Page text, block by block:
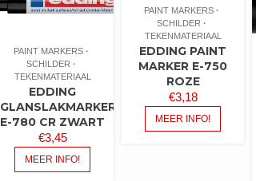
PAINT MARKERS
SCHILDER
TEKENMATERIAAL
EDDING
GLANSLAKMARKER
E-780 CR ZWART
€3,45
MEER INFO!
PAINT MARKERS
SCHILDER
TEKENMATERIAAL
EDDING PAINT
MARKER E-750
ROZE
€3,18
MEER INFO!